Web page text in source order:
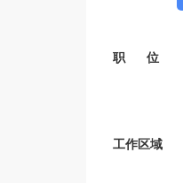
职 位
工作区域